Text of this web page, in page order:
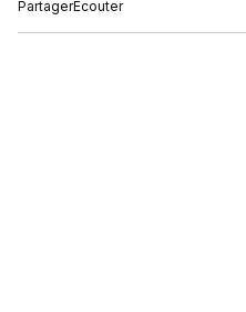
PartagerÉcouter